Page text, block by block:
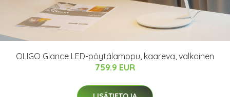
OLIGO Glance LED-pöytälamppu, kaareva, valkoinen
759.9 EUR